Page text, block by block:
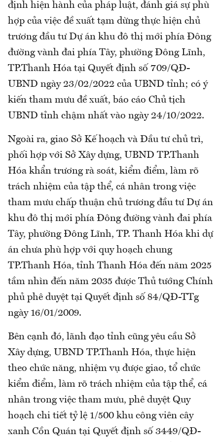
định hiện hành của pháp luật, đánh giá sự phù
hợp của việc đề xuất tạm dừng thực hiện chủ
trương đầu tư Dự án khu đô thị mới phía Đông
đường vành đai phía Tây, phường Đông Lĩnh,
TP.Thanh Hóa tại Quyết định số 709/QĐ-
UBND ngày 23/02/2022 của UBND tỉnh; có ý
kiến tham mưu đề xuất, báo cáo Chủ tịch
UBND tỉnh chậm nhất vào ngày 24/10/2022.
Ngoài ra, giao Sở Kế hoạch và Đầu tư chủ trì,
phối hợp với Sở Xây dựng, UBND TP.Thanh
Hóa khẩn trương rà soát, kiểm điểm, làm rõ
trách nhiệm của tập thể, cá nhân trong việc
tham mưu chấp thuận chủ trương đầu tư Dự án
khu đô thị mới phía Đông đường vành đai phía
Tây, phường Đông Lĩnh, TP. Thanh Hóa khi dự
án chưa phù hợp với quy hoạch chung
TP.Thanh Hóa, tỉnh Thanh Hóa đến năm 2025
tầm nhìn đến năm 2035 được Thủ tướng Chính
phủ phê duyệt tại Quyết định số 84/QĐ-TTg
ngày 16/01/2009.
Bên cạnh đó, lãnh đạo tỉnh cũng yêu cầu Sở
Xây dựng, UBND TP.Thanh Hóa, thực hiện
theo chức năng, nhiệm vụ được giao, tổ chức
kiểm điểm, làm rõ trách nhiệm của tập thể, cá
nhân trong việc tham mưu, phê duyệt Quy
hoạch chi tiết tỷ lệ 1/500 khu công viên cây
xanh Cồn Quán tại Quyết định số 3449/QĐ-